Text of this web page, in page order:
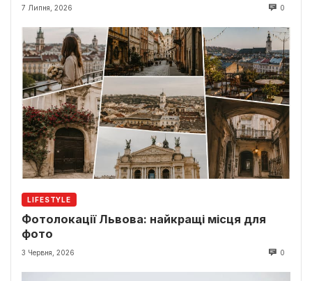
7 Липня, 2026 0
LIFESTYLE
Фотолокації Львова: найкращі місця для
фото
3 Червня, 2026 0